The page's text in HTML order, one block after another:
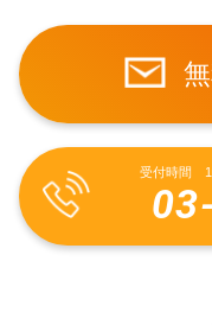
受付時間